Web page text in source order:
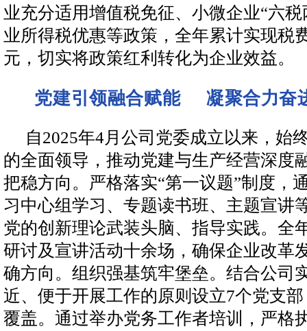
业充分适用增值税免征、小微企业“六
业所得税优惠等政策，全年累计实现税
元，切实将政策红利转化为企业效益。
党建引领融合赋能 凝聚合力奋
自2025年4月公司党委成立以来，始
的全面领导，推动党建与生产经营深度
把稳方向。严格落实“第一议题”制度，
习中心组学习、专题读书班、主题宣讲
党的创新理论武装头脑、指导实践。全
研讨及宣讲活动十余场，确保企业改革
确方向。组织强基筑牢堡垒。结合公司
近、便于开展工作的原则设立7个党支
覆盖。通过举办党务工作者培训，严格